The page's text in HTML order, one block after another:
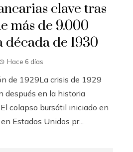
clave tras
más de 9.000
década de 1930
Hace 6 días
de 1929La crisis de 1929
después en la historia
colapso bursátil iniciado en
Estados Unidos pr...